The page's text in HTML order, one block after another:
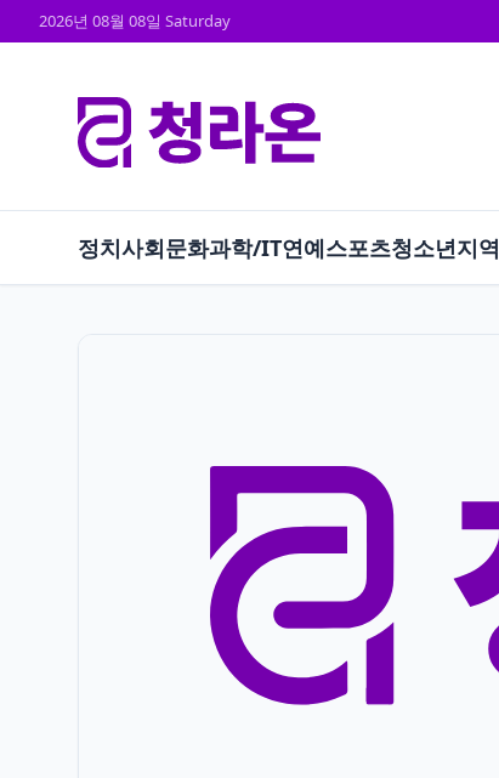
2026년 08월 08일 Saturday
정치사회문화과학/IT연예스포츠청소년지역